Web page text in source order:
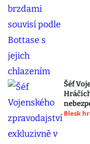
Šéf
Blesk